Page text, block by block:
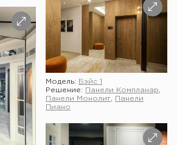
Модель:
Бэйс 1
Решение:
Панели Компланар
Панели Монолит
Панели
Пиано